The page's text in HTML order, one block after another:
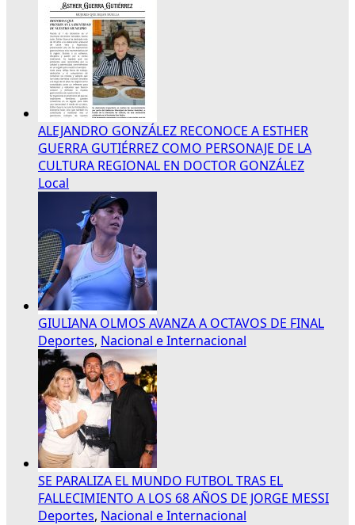
ALEJANDRO GONZÁLEZ RECONOCE A ESTHER
GUERRA GUTIÉRREZ COMO PERSONAJE DE LA
CULTURA REGIONAL EN DOCTOR GONZÁLEZ
Local
GIULIANA OLMOS AVANZA A OCTAVOS DE FINAL
Deportes, Nacional e Internacional
SE PARALIZA EL MUNDO FUTBOL TRAS EL
FALLECIMIENTO A LOS 68 AÑOS DE JORGE MESSI
Deportes, Nacional e Internacional